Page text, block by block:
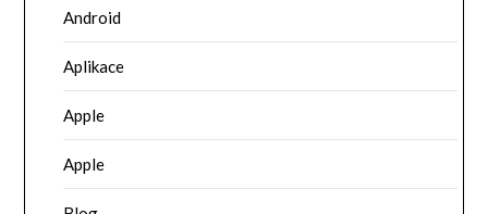
Android
Aplikace
Apple
Apple